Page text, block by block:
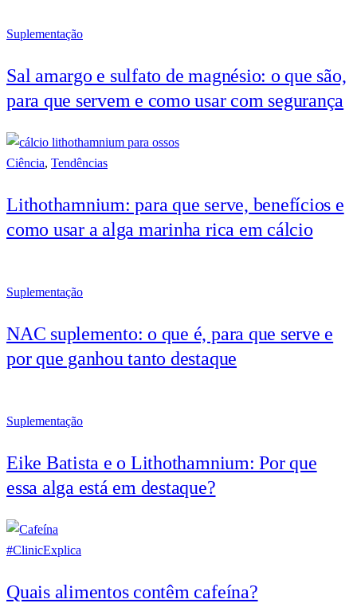
Suplementação
Sal amargo e sulfato de magnésio: o que são,
para que servem e como usar com segurança
Ciência, Tendências
Lithothamnium: para que serve, benefícios e
como usar a alga marinha rica em cálcio
Suplementação
NAC suplemento: o que é, para que serve e
por que ganhou tanto destaque
Suplementação
Eike Batista e o Lithothamnium: Por que
essa alga está em destaque?
#ClinicExplica
Quais alimentos contêm cafeína?